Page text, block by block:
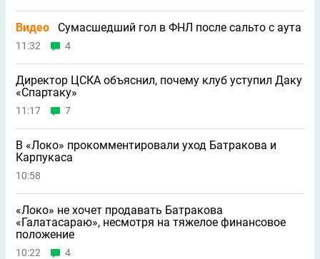
Видео Сумасшедший гол в ФНЛ после сальто с аута
11:32 4
Директор ЦСКА объяснил, почему клуб уступил Даку
«Спартаку»
11:17 7
В «Локо» прокомментировали уход Батракова и
Карпукаса
10:58
«Локо» не хочет продавать Батракова
«Галатасараю», несмотря на тяжелое финансовое
положение
10:22 4